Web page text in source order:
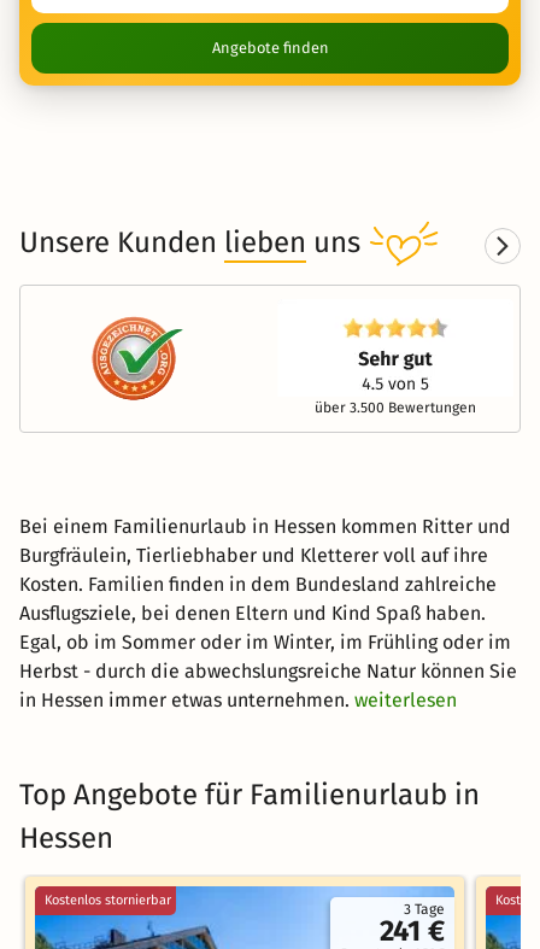
Angebote finden
Unsere Kunden lieben uns
über 3.500 Bewertungen
Bei einem Familienurlaub in Hessen kommen Ritter und
Burgfräulein, Tierliebhaber und Kletterer voll auf ihre
Kosten. Familien finden in dem Bundesland zahlreiche
Ausflugsziele, bei denen Eltern und Kind Spaß haben.
Egal, ob im Sommer oder im Winter, im Frühling oder im
Herbst - durch die abwechslungsreiche Natur können Sie
in Hessen immer etwas unternehmen. weiterlesen
Top Angebote für Familienurlaub in
Hessen
3 Tage
241 €
Kostenlos stornierbar